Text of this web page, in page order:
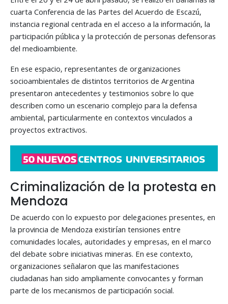
cuarta Conferencia de las Partes del Acuerdo de Escazú,
instancia regional centrada en el acceso a la información, la
participación pública y la protección de personas defensoras
del medioambiente.
En ese espacio, representantes de organizaciones
socioambientales de distintos territorios de Argentina
presentaron antecedentes y testimonios sobre lo que
describen como un escenario complejo para la defensa
ambiental, particularmente en contextos vinculados a
proyectos extractivos.
Criminalización de la protesta en
Mendoza
De acuerdo con lo expuesto por delegaciones presentes, en
la provincia de Mendoza existirían tensiones entre
comunidades locales, autoridades y empresas, en el marco
del debate sobre iniciativas mineras. En ese contexto,
organizaciones señalaron que las manifestaciones
ciudadanas han sido ampliamente convocantes y forman
parte de los mecanismos de participación social.